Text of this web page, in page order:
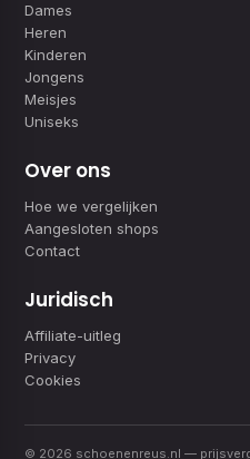
Dames
Heren
Kinderen
Jongens
Meisjes
Uniseks
Over ons
Hoe we vergelijken
Aangesloten shops
Contact
Juridisch
Affiliate-uitleg
Privacy
Cookies
© 2026 schoenenreus.nl —